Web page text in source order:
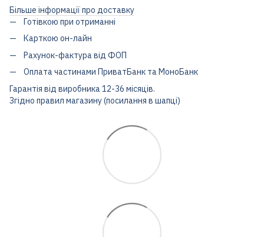
Більше інформації про доставку
Готівкою при отриманні
Карткою он-лайн
Рахунок-фактура від ФОП
Оплата частинами ПриватБанк та МоноБанк
Гарантія від виробника 12-36 місяців.
Згідно правил магазину (посилання в шапці)